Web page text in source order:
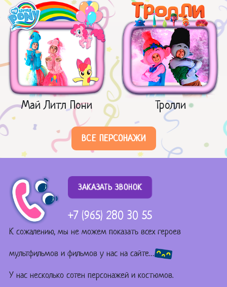
Май Литл Пони Тролли
ВСЕ ПЕРСОНАЖИ
ЗАКАЗАТЬ ЗВОНОК
+7 (965) 280 30 55
К сожалению, мы не можем показать всех героев
мультфильмов и фильмов у нас на сайте…
У нас несколько сотен персонажей и костюмов.